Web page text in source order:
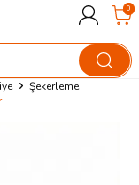
0
Şekerleme